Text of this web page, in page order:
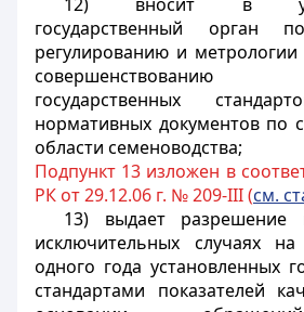
государственный орган
регулированию и
совершенствованию
государственных
нормативных документов по
области семеноводства;
Подпункт 13 изложен в
РК от 29.12.06 г. № 209-III (см.
13) выдает
исключительных случаях
одного года установленных
стандартами показателей